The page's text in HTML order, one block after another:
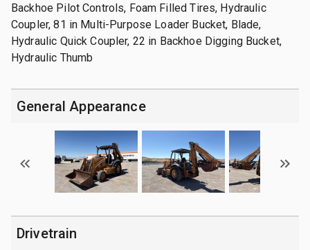
Backhoe Pilot Controls, Foam Filled Tires, Hydraulic
Coupler, 81 in Multi-Purpose Loader Bucket, Blade,
Hydraulic Quick Coupler, 22 in Backhoe Digging Bucket,
Hydraulic Thumb
General Appearance
Drivetrain